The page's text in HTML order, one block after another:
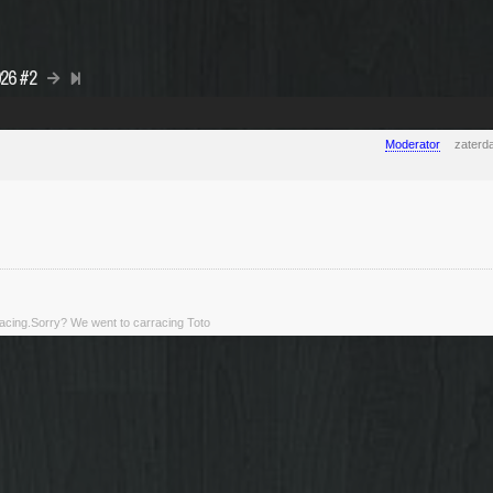
#2
Moderator
We went to carracing Toto